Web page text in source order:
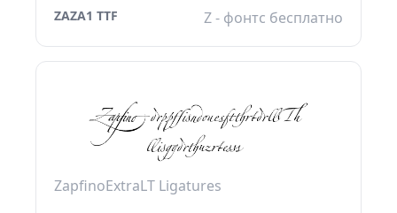
ZAZA1 TTF Z - фонтс бесплатно
ZapfinoExtraLT Ligatures